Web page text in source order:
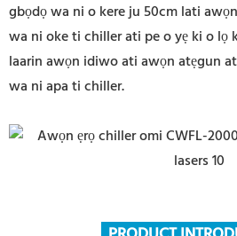
gbọdọ wa ni o kere ju 50cm lati
wa ni oke ti chiller ati pe o yẹ ki o lọ
laarin awọn idiwo ati awọn atẹgun
wa ni apa ti chiller.